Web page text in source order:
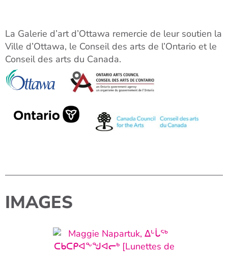
La Galerie d’art d’Ottawa remercie de leur soutien la
Ville d’Ottawa, le Conseil des arts de l’Ontario et le
Conseil des arts du Canada.
IMAGES